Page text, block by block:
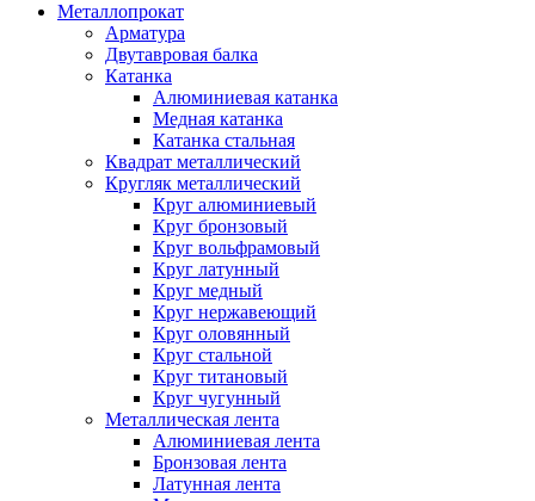
Металлопрокат
Арматура
Двутавровая балка
Катанка
Алюминиевая катанка
Медная катанка
Катанка стальная
Квадрат металлический
Кругляк металлический
Круг алюминиевый
Круг бронзовый
Круг вольфрамовый
Круг латунный
Круг медный
Круг нержавеющий
Круг оловянный
Круг стальной
Круг титановый
Круг чугунный
Металлическая лента
Алюминиевая лента
Бронзовая лента
Латунная лента